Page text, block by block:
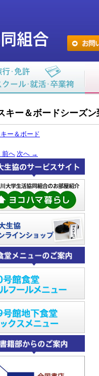
キー＆ボードシーズン
ー＆ボード
前へ 次へ →